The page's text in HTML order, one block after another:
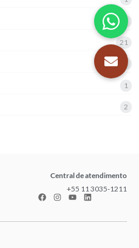
3
21
1
1
2
Central de atendimento
+55 11 3035-1211